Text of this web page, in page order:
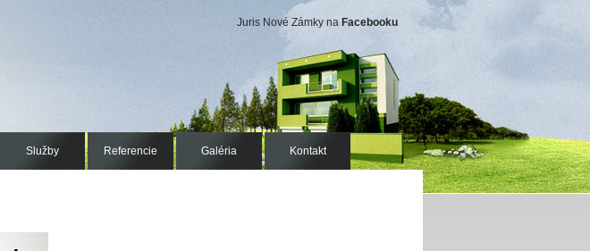
Juris Nové Zámky na Facebooku
Služby Referencie Galéria Kontakt